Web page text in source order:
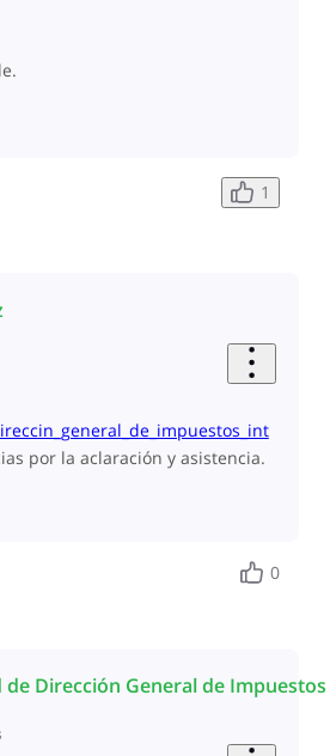
1
por la aclaración y asistencia.
0
de Dirección General de